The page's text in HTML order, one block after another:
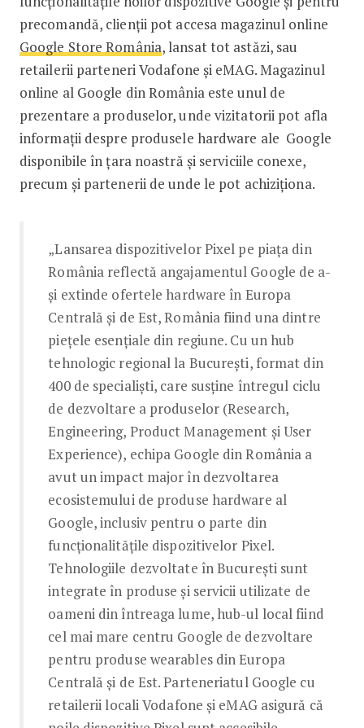
precomandă, clienții pot accesa magazinul online
Google Store România, lansat tot astăzi, sau
retailerii parteneri Vodafone și eMAG. Magazinul
online al Google din România este unul de
prezentare a produselor, unde vizitatorii pot afla
informații despre produsele hardware ale Google
disponibile în țara noastră și serviciile conexe,
precum și partenerii de unde le pot achiziționa.
„Lansarea dispozitivelor Pixel pe piața din
România reflectă angajamentul Google de a-
și extinde ofertele hardware în Europa
Centrală și de Est, România fiind una dintre
piețele esențiale din regiune. Cu un hub
tehnologic regional la București, format din
400 de specialiști, care susține întregul ciclu
de dezvoltare a produselor (Research,
Engineering, Product Management și User
Experience), echipa Google din România a
avut un impact major în dezvoltarea
ecosistemului de produse hardware al
Google, inclusiv pentru o parte din
funcționalitățile dispozitivelor Pixel.
Tehnologiile dezvoltate în București sunt
integrate în produse și servicii utilizate de
oameni din întreaga lume, hub-ul local fiind
cel mai mare centru Google de dezvoltare
pentru produse wearables din Europa
Centrală și de Est. Parteneriatul Google cu
retailerii locali Vodafone și eMAG asigură că